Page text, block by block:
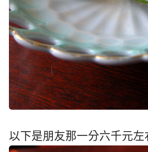
以下是朋友那一分六千元左